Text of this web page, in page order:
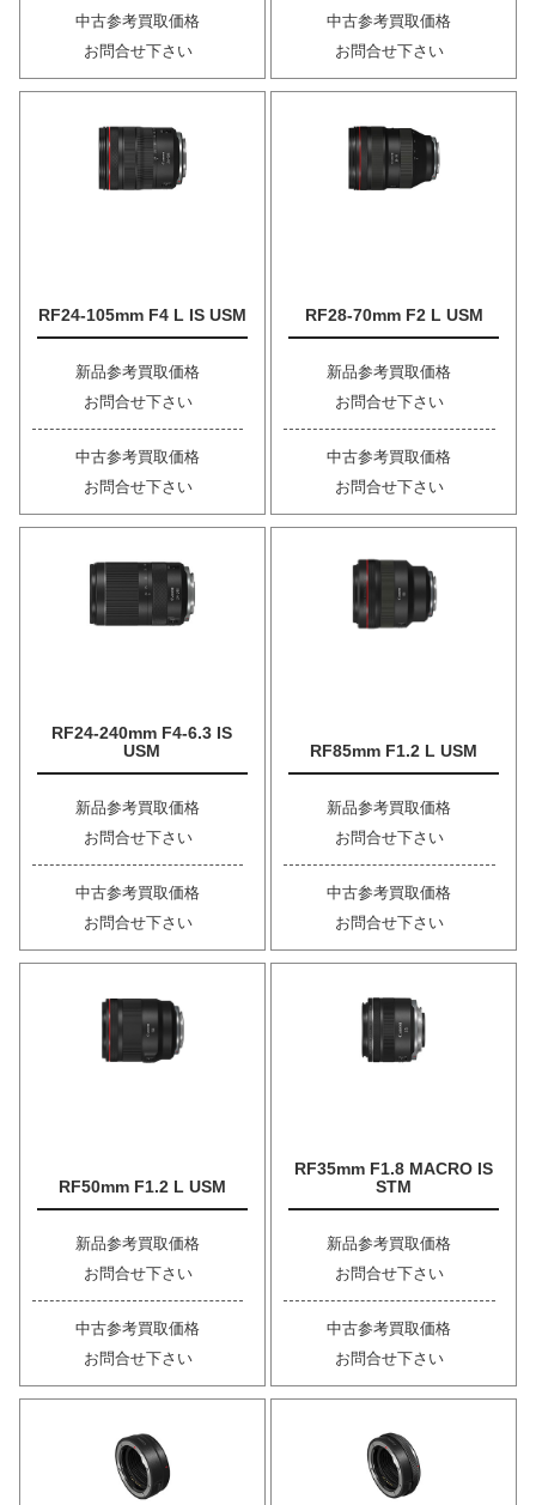
中古参考買取価格
お問合せ下さい
中古参考買取価格
お問合せ下さい
RF24-105mm F4 L IS USM
新品参考買取価格
お問合せ下さい
中古参考買取価格
お問合せ下さい
RF28-70mm F2 L USM
新品参考買取価格
お問合せ下さい
中古参考買取価格
お問合せ下さい
RF24-240mm F4-6.3 IS
USM
新品参考買取価格
お問合せ下さい
中古参考買取価格
お問合せ下さい
RF85mm F1.2 L USM
新品参考買取価格
お問合せ下さい
中古参考買取価格
お問合せ下さい
RF50mm F1.2 L USM
新品参考買取価格
お問合せ下さい
中古参考買取価格
お問合せ下さい
RF35mm F1.8 MACRO IS
STM
新品参考買取価格
お問合せ下さい
中古参考買取価格
お問合せ下さい